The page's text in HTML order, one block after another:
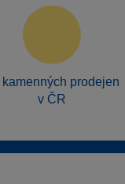
kamenných prodejen
v ČR